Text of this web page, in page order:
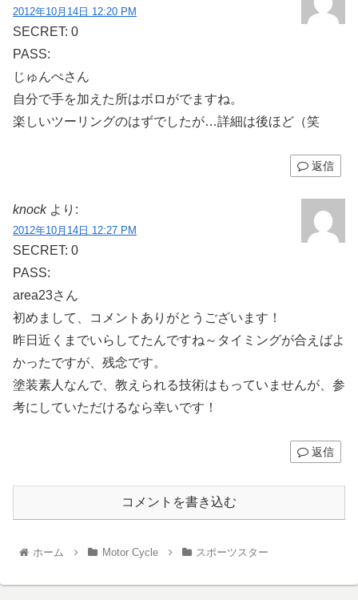
2012年10月14日 12:20 PM
SECRET: 0
PASS:
じゅんぺさん
自分で手を加えた所はボロがでますね。
楽しいツーリングのはずでしたが…詳細は後ほど（笑
返信
knock より:
2012年10月14日 12:27 PM
SECRET: 0
PASS:
area23さん
初めまして、コメントありがとうございます！
昨日近くまでいらしてたんですね～タイミングが合えばよ
かったですが、残念です。
塗装素人なんで、教えられる技術はもっていませんが、参
考にしていただけるなら幸いです！
返信
コメントを書き込む
ホーム Motor Cycle スポーツスター